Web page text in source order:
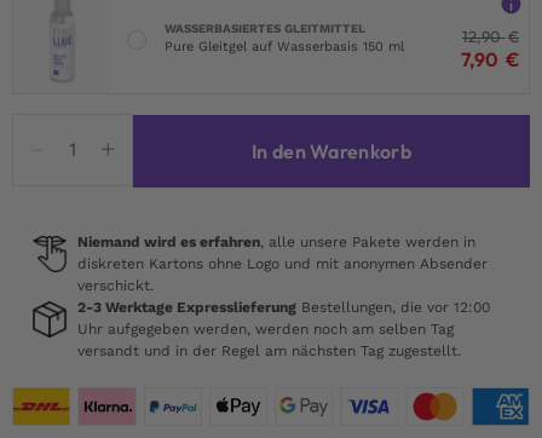
WASSERBASIERTES GLEITMITTEL
Pure Gleitgel auf Wasserbasis 150 ml
12,90€
7,90 €
Aqua
Mango
120ml
Menge
In den Warenkorb
Niemand wird es erfahren, alle unsere Pakete werden in
diskreten Kartons ohne Logo und mit anonymen Absender
verschickt.
2-3 Werktage Expresslieferung Bestellungen, die vor 12:00
Uhr aufgegeben werden, werden noch am selben Tag
versandt und in der Regel am nächsten Tag zugestellt.